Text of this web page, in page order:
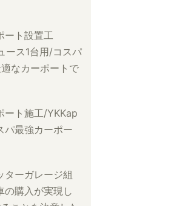
ート設置工
ース1台用/コスパ
なカーポートで
ート施工/YKKap
パ最強カーポー
ターガレージ組
の購入が実現し